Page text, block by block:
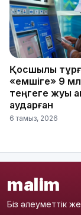
Қосшылық
«емшіге» 9
теңгеге жуық
аударған
6 тамыз, 2026
malim
Біз әлеуметтік